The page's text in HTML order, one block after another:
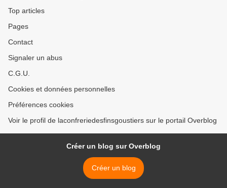
Top articles
Pages
Contact
Signaler un abus
C.G.U.
Cookies et données personnelles
Préférences cookies
Voir le profil de laconfreriedesfinsgoustiers sur le portail Overblog
Créer un blog sur Overblog
Créer un blog